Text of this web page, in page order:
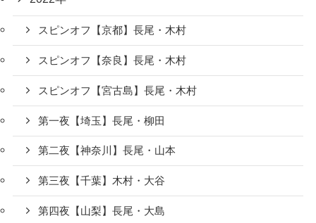
スピンオフ【京都】長尾・木村
スピンオフ【奈良】長尾・木村
スピンオフ【宮古島】長尾・木村
第一夜【埼玉】長尾・柳田
第二夜【神奈川】長尾・山本
第三夜【千葉】木村・大谷
第四夜【山梨】長尾・大島